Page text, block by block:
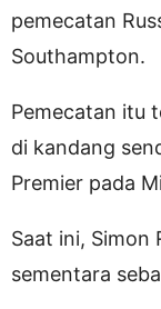
pemecatan
Southampton.
Pemecatan itu
di kandang
Premier pada
Saat ini, Simon
sementara